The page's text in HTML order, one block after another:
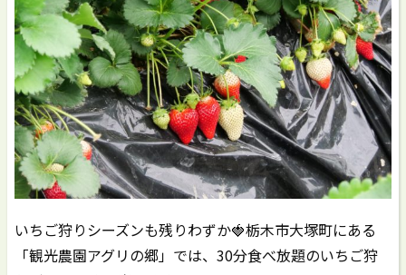
いちご狩りシーズンも残りわずか🍓栃木市大塚町にある
「観光農園アグリの郷」では、30分食べ放題のいちご狩